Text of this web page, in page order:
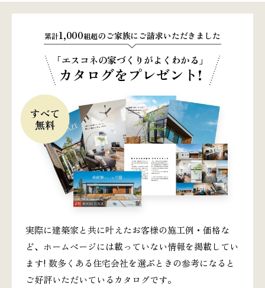
累計1,000組超のご家族にご請求いただきました
「エスコネの家づくりがよくわかる」
カタログをプレゼント!
実際に建築家と共に叶えたお客様の施工例・価格な
ど、ホームページには載っていない情報を掲載してい
ます! 数多くある住宅会社を選ぶときの参考になると
ご好評いただいているカタログです。